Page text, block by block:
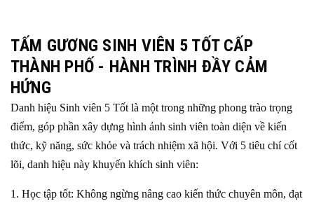
TẤM GƯƠNG SINH VIÊN 5 TỐT CẤP
THÀNH PHỐ - HÀNH TRÌNH ĐẦY CẢM
HỨNG
Danh hiệu Sinh viên 5 Tốt là một trong những phong trào trọng
điểm, góp phần xây dựng hình ảnh sinh viên toàn diện về kiến
thức, kỹ năng, sức khỏe và trách nhiệm xã hội. Với 5 tiêu chí cốt
lõi, danh hiệu này khuyến khích sinh viên:
1. Học tập tốt: Không ngừng nâng cao kiến thức chuyên môn, đạt